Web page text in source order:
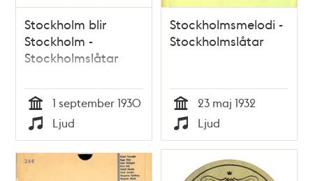
Stockholm blir
Stockholm -
Stockholmslåtar
Tid
1 september 1930
Typ
Ljud
Stockholmsmelodi -
Stockholmslåtar
Tid
23 maj 1932
Typ
Ljud